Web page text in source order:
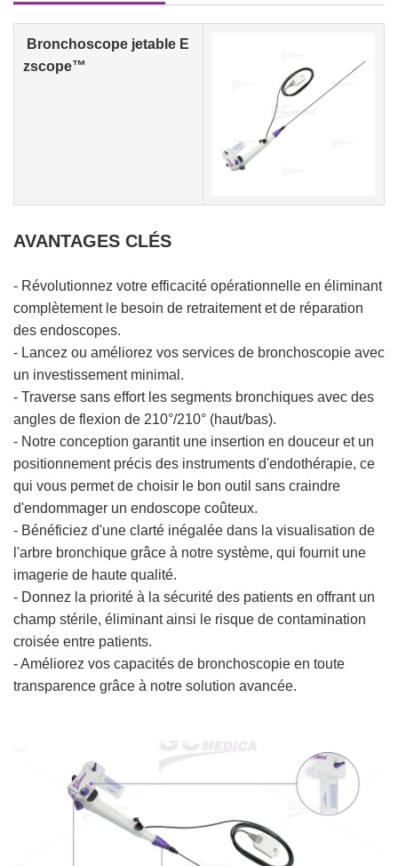
Bronchoscope jetable E
zscope™
AVANTAGES CLÉS
- Révolutionnez votre efficacité opérationnelle en éliminant
complètement le besoin de retraitement et de réparation
des endoscopes.
- Lancez ou améliorez vos services de bronchoscopie avec
un investissement minimal.
- Traverse sans effort les segments bronchiques avec des
angles de flexion de 210°/210° (haut/bas).
- Notre conception garantit une insertion en douceur et un
positionnement précis des instruments d'endothérapie, ce
qui vous permet de choisir le bon outil sans craindre
d'endommager un endoscope coûteux.
- Bénéficiez d'une clarté inégalée dans la visualisation de
l'arbre bronchique grâce à notre système, qui fournit une
imagerie de haute qualité.
- Donnez la priorité à la sécurité des patients en offrant un
champ stérile, éliminant ainsi le risque de contamination
croisée entre patients.
- Améliorez vos capacités de bronchoscopie en toute
transparence grâce à notre solution avancée.